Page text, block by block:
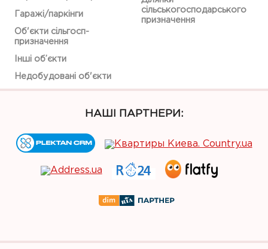
Гаражі/паркінги
Об'єкти сільгосп-
призначення
Інші об’єкти
Недобудовані об'єкти
сільськогосподарського
призначення
НАШІ ПАРТНЕРИ: